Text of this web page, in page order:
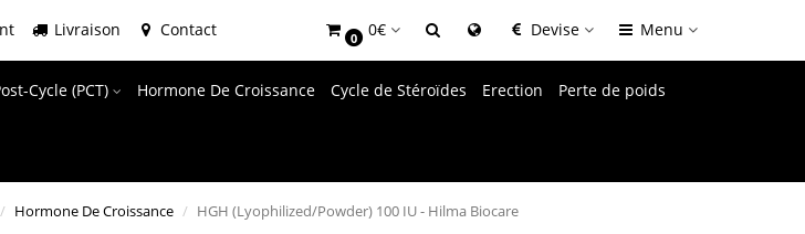
Livraison Contact 0 0€ Devise Menu
Cycle (PCT) Hormone De Croissance Cycle de Stéroïdes Erection Perte de poids
Hormone De Croissance HGH (Lyophilized/Powder) 100 IU - Hilma Biocare